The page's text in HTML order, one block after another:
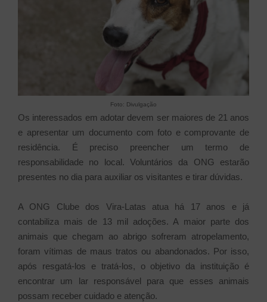
Foto: Divulgação
Os interessados em adotar devem ser maiores de 21 anos
e apresentar um documento com foto e comprovante de
residência. É preciso preencher um termo de
responsabilidade no local. Voluntários da ONG estarão
presentes no dia para auxiliar os visitantes e tirar dúvidas.
A ONG Clube dos Vira-Latas atua há 17 anos e já
contabiliza mais de 13 mil adoções. A maior parte dos
animais que chegam ao abrigo sofreram atropelamento,
foram vítimas de maus tratos ou abandonados. Por isso,
após resgatá-los e tratá-los, o objetivo da instituição é
encontrar um lar responsável para que esses animais
possam receber cuidado e atenção.